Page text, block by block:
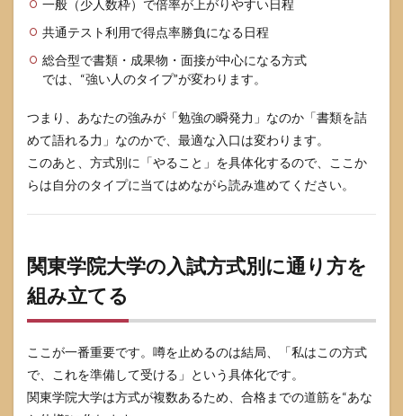
一般（少人数枠）で倍率が上がりやすい日程
共通テスト利用で得点率勝負になる日程
総合型で書類・成果物・面接が中心になる方式
では、“強い人のタイプ”が変わります。
つまり、あなたの強みが「勉強の瞬発力」なのか「書類を詰
めて語れる力」なのかで、最適な入口は変わります。
このあと、方式別に「やること」を具体化するので、ここか
らは自分のタイプに当てはめながら読み進めてください。
関東学院大学の入試方式別に通り方を
組み立てる
ここが一番重要です。噂を止めるのは結局、「私はこの方式
で、これを準備して受ける」という具体化です。
関東学院大学は方式が複数あるため、合格までの道筋を“あな